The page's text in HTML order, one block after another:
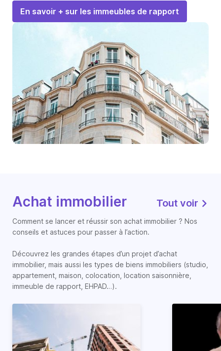
En savoir + sur les immeubles de rapport
Achat immobilier Tout voir
Comment se lancer et réussir son achat immobilier ? Nos
conseils et astuces pour passer à l’action.
Découvrez les grandes étapes d’un projet d’achat
immobilier, mais aussi les types de biens immobiliers (studio,
appartement, maison, colocation, location saisonnière,
immeuble de rapport, EHPAD…).